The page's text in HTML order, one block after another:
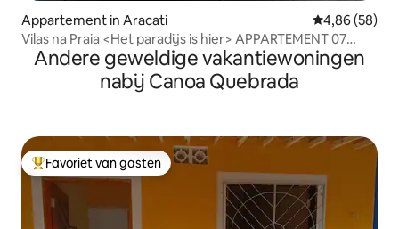
Appartement in Aracati Gemiddelde
4,86 (58)
Vilas na Praia <Het paradijs is hier> APPARTEMENT 07
Begane grond
Andere geweldige vakantiewoningen
nabij Canoa Quebrada
Topfavoriet van gasten
Favoriet van gasten